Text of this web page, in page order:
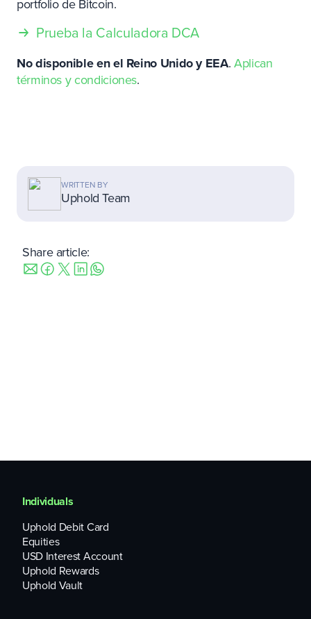
portfolio de Bitcoin.
Prueba la Calculadora DCA
No disponible en el Reino Unido y EEA.Aplican
términos y condiciones.
WRITTEN BY
Uphold Team
Share article:
Individuals
Uphold Debit Card
Equities
USD Interest Account
Uphold Rewards
Uphold Vault